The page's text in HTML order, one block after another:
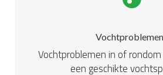
Vochtproblemen in of
een geschikte